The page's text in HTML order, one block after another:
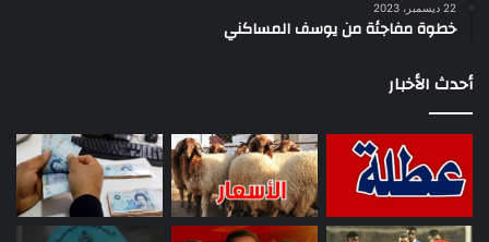
22 ديسمبر، 2023
خطوة مفاجئة من يوسف المساكني
أحدث الأخبار